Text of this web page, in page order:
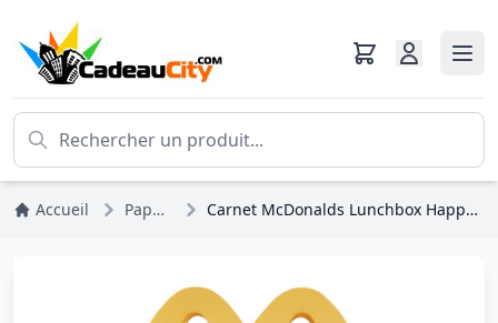
Accueil Papetterie Carnet McDonalds Lunchbox Happy Meal - Loungefly